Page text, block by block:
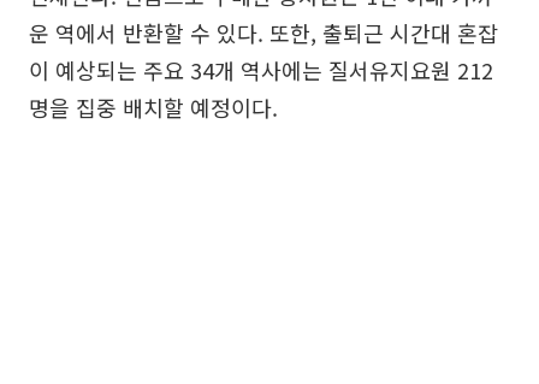
운 역에서 반환할 수 있다. 또한, 출퇴근 시간대 혼잡
이 예상되는 주요 34개 역사에는 질서유지요원 212
명을 집중 배치할 예정이다.